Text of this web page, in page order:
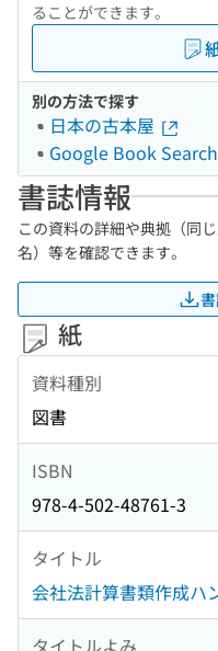
ることができます。
別の方法で探す
日本の古本屋
Google Book Search
書誌情報
この資料の詳細や典拠（同
名）等を確認できます。
紙
資料種別
図書
ISBN
978-4-502-48761-3
タイトル
会社法計算書類作成ハ
タイトルよみ